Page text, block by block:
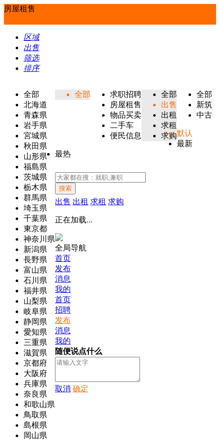
房屋租售
区域
出售
筛选
排序
全部
北海道
青森県
岩手県
宮城県
秋田県
山形県
福島県
茨城県
栃木県
群馬県
埼玉県
千葉県
東京都
神奈川県
新潟県
長野県
富山県
石川県
福井県
山梨県
岐阜県
静岡県
愛知県
三重県
滋賀県
京都府
大阪府
兵庫県
奈良県
和歌山県
鳥取県
島根県
岡山県
全部
求职招聘
房屋租售
物品买卖
二手车
便民信息
全部
出售
出租
求租
求购
全部
新筑
中古
默认
最新
最热
搜索
出售 出租 求租 求购
正在加载...
全局导航
首页
发布
消息
我的
首页
招聘
发布
消息
我的
随便说点什么
取消 确定